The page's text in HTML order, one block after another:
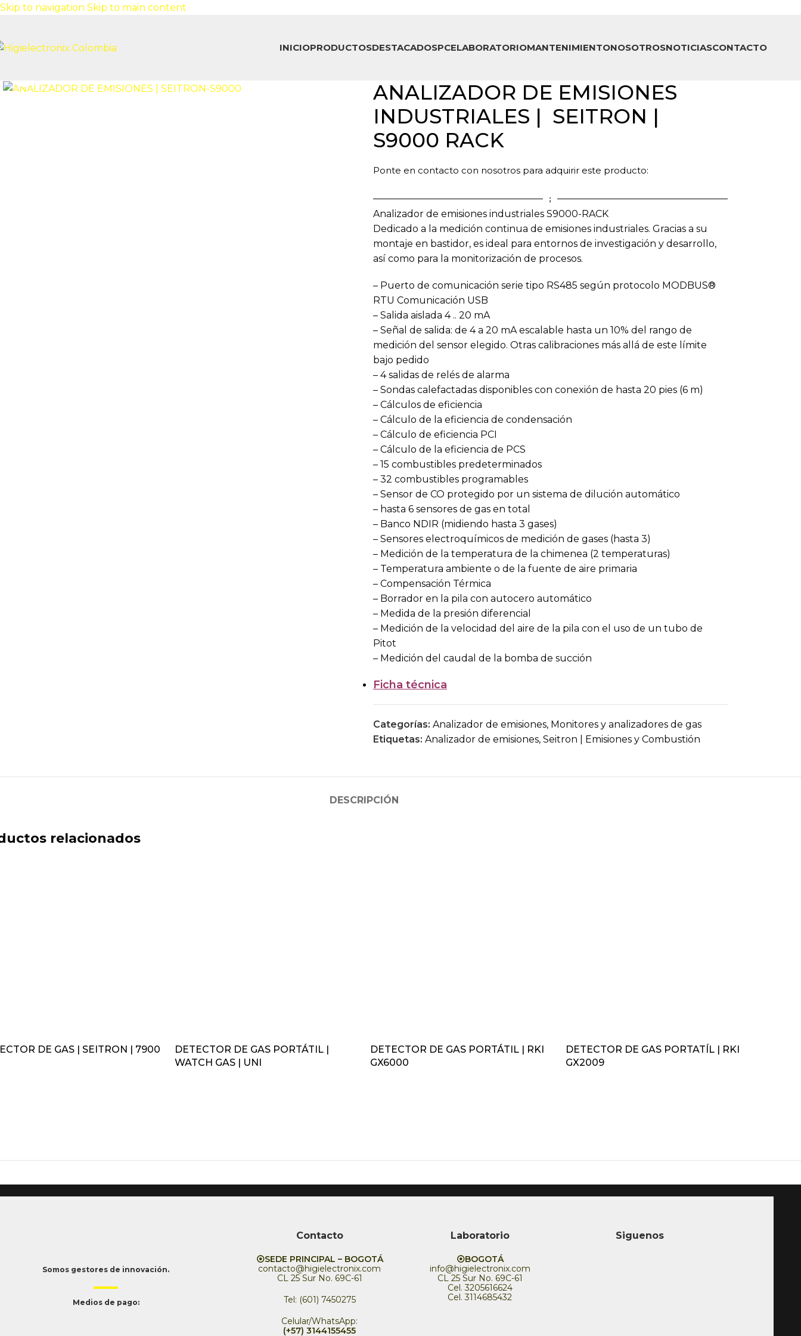
Skip to navigation Skip to main content
INICIOPRODUCTOSDESTACADOSPCELABORATORIOMANTENIMIENTONOSOTROSNOTICIASCONTACTO
ANALIZADOR DE EMISIONES
INDUSTRIALES | SEITRON |
S9000 RACK
Ponte en contacto con nosotros para adquirir este producto:
Analizador de emisiones industriales S9000-RACK
Dedicado a la medición continua de emisiones industriales. Gracias a su
montaje en bastidor, es ideal para entornos de investigación y desarrollo,
así como para la monitorización de procesos.
– Puerto de comunicación serie tipo RS485 según protocolo MODBUS®
RTU Comunicación USB
– Salida aislada 4 .. 20 mA
– Señal de salida: de 4 a 20 mA escalable hasta un 10% del rango de
medición del sensor elegido. Otras calibraciones más allá de este límite
bajo pedido
– 4 salidas de relés de alarma
– Sondas calefactadas disponibles con conexión de hasta 20 pies (6 m)
– Cálculos de eficiencia
– Cálculo de la eficiencia de condensación
– Cálculo de eficiencia PCI
– Cálculo de la eficiencia de PCS
– 15 combustibles predeterminados
– 32 combustibles programables
– Sensor de CO protegido por un sistema de dilución automático
– hasta 6 sensores de gas en total
– Banco NDIR (midiendo hasta 3 gases)
– Sensores electroquímicos de medición de gases (hasta 3)
– Medición de la temperatura de la chimenea (2 temperaturas)
– Temperatura ambiente o de la fuente de aire primaria
– Compensación Térmica
– Borrador en la pila con autocero automático
– Medida de la presión diferencial
– Medición de la velocidad del aire de la pila con el uso de un tubo de
Pitot
– Medición del caudal de la bomba de succión
Ficha técnica
Categorías: Analizador de emisiones, Monitores y analizadores de gas
Etiquetas: Analizador de emisiones, Seitron | Emisiones y Combustión
DESCRIPCIÓN
relacionados
DE GAS | SEITRON | 7900
DETECTOR DE GAS PORTÁTIL |
WATCH GAS | UNI
DETECTOR DE GAS PORTÁTIL | RKI
GX6000
DETECTOR DE GAS PORTATÍL | RKI
GX2009
Somos gestores de innovación.
Medios de pago:
Contacto
⦿SEDE PRINCIPAL – BOGOTÁ
contacto@higielectronix.com
CL 25 Sur No. 69C-61
Tel: (601) 7450275
Celular/WhatsApp:
(+57) 3144155455
Laboratorio
⦿BOGOTÁ
info@higielectronix.com
CL 25 Sur No. 69C-61
Cel. 3205616624
Cel. 3114685432
Siguenos